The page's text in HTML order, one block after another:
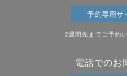
予約専用サ
2週間先までご予約
電話でのお